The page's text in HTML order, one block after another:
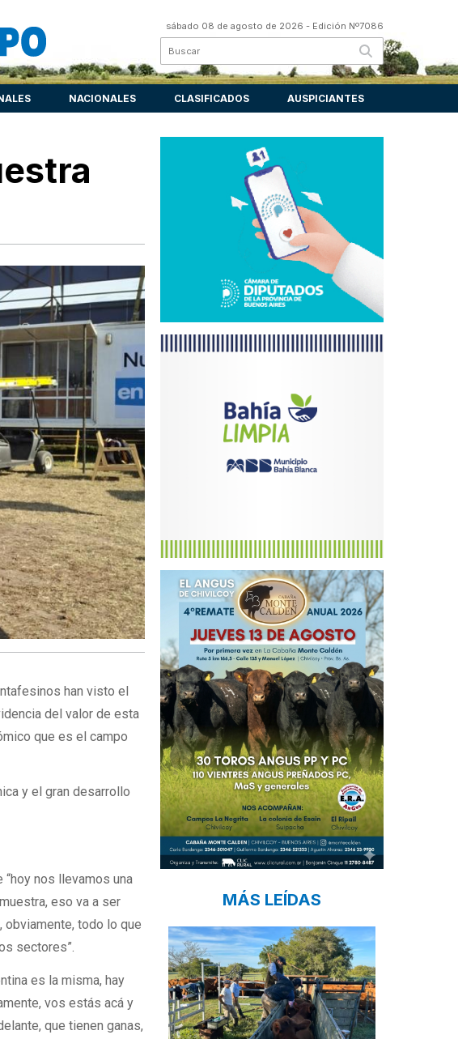
sábado 08 de agosto de 2026 - Edición Nº7086
NACIONALES CLASIFICADOS AUSPICIANTES
han visto el
del valor de esta
que es el campo
y el gran desarrollo
nos llevamos una
eso va a ser
obviamente, todo lo que
sectores”.
es la misma, hay
vos estás acá y
que tienen ganas,
MÁS LEÍDAS